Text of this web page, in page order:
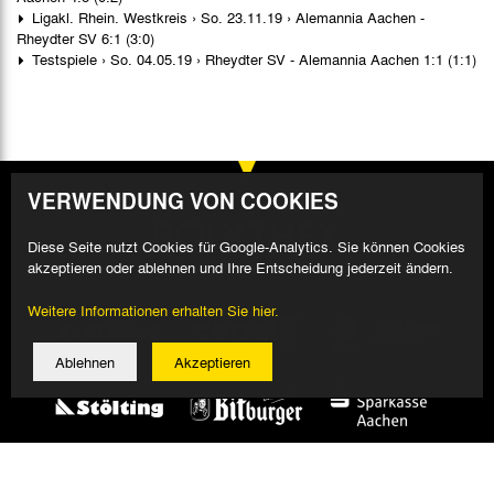
Ligakl. Rhein. Westkreis › So. 23.11.19 › Alemannia Aachen -
Rheydter SV 6:1 (3:0)
Testspiele › So. 04.05.19 › Rheydter SV - Alemannia Aachen 1:1 (1:1)
VERWENDUNG VON COOKIES
Diese Seite nutzt Cookies für Google-Analytics. Sie können Cookies
akzeptieren oder ablehnen und Ihre Entscheidung jederzeit ändern.
Weitere Informationen erhalten Sie hier.
Ablehnen Akzeptieren